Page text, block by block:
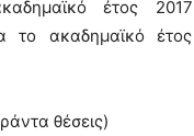
έτος
το ακαδημαϊκό
θέσεις)